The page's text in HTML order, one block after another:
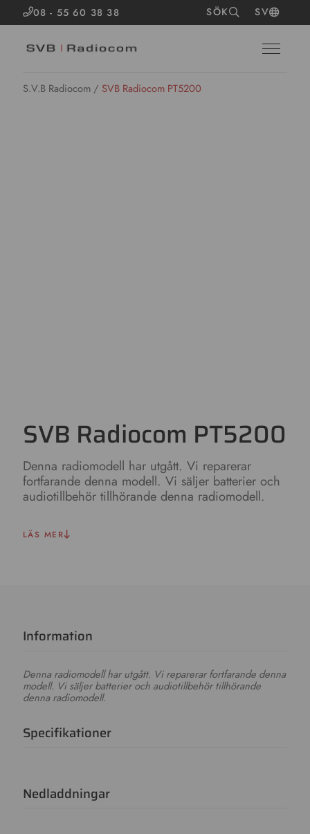
08 - 55 60 38 38 SÖK SV
S.V.B Radiocom / SVB Radiocom PT5200
SVB Radiocom PT5200
Denna radiomodell har utgått. Vi reparerar
fortfarande denna modell. Vi säljer batterier och
audiotillbehör tillhörande denna radiomodell.
LÄS MER
Information
Denna radiomodell har utgått. Vi reparerar fortfarande denna
modell. Vi säljer batterier och audiotillbehör tillhörande
denna radiomodell.
Specifikationer
Nedladdningar